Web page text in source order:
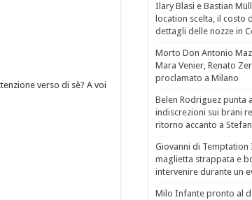
verso di sè? A voi
Ilary Blasi e Bastian
location scelta, il costo
dettagli delle nozze in
Morto Don Antonio
Mara Venier, Renato
proclamato a Milano
Belen Rodriguez punta
indiscrezioni sui brani
ritorno accanto a
Giovanni di
maglietta strappata e
intervenire durante un
Milo Infante pronto al